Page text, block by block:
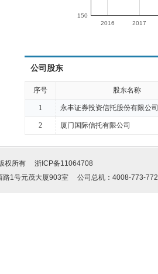
2016 2017
150
公司股东
序号 股东名称
1 永丰证券投资信托股份有限公司
2 厦门国际信托有限公司
权所有 浙ICP备11064708
路1号元茂大厦903室 公司总机：4008-773-772